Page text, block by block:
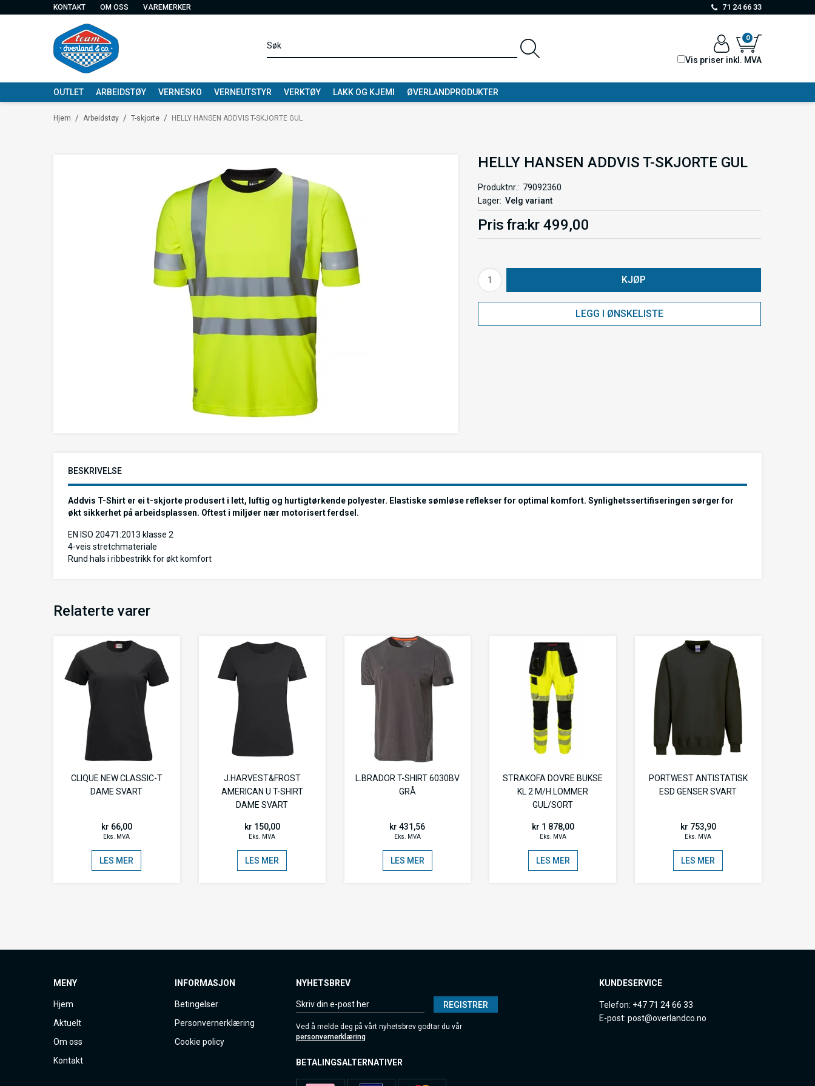
KONTAKT OM OSS VAREMERKER 71 24 66 33
0
Vis priser inkl. MVA
OUTLET ARBEIDSTØY VERNESKO VERNEUTSTYR VERKTØY LAKK OG KJEMI ØVERLANDPRODUKTER
/
Hjem /
Arbeidstøy /
T-skjorte HELLY HANSEN ADDVIS T-SKJORTE GUL
HELLY HANSEN ADDVIS T-SKJORTE GUL
Produktnr.
79092360
Lager Velg variant
Pris fra kr 499,00
KJØP
LEGG I ØNSKELISTE
BESKRIVELSE
Addvis T-Shirt er ei t-skjorte produsert i lett, luftig og hurtigtørkende polyester. Elastiske sømløse reflekser for optimal komfort. Synlighetssertifiseringen sørger for
økt sikkerhet på arbeidsplassen. Oftest i miljøer nær motorisert ferdsel.
EN ISO 20471:2013 klasse 2
4-veis stretchmateriale
Rund hals i ribbestrikk for økt komfort
Relaterte varer
CLIQUE NEW CLASSIC-T
DAME SVART
kr 66,00
Eks. MVA
LES MER
J.HARVEST&FROST
AMERICAN U T-SHIRT
DAME SVART
kr 150,00
Eks. MVA
LES MER
L.BRADOR T-SHIRT 6030BV
GRÅ
kr 431,56
Eks. MVA
LES MER
STRAKOFA DOVRE BUKSE
KL 2 M/H.LOMMER
GUL/SORT
kr 1 878,00
Eks. MVA
LES MER
PORTWEST ANTISTATISK
ESD GENSER SVART
kr 753,90
Eks. MVA
LES MER
MENY
Hjem
Aktuelt
Om oss
Kontakt
INFORMASJON
Betingelser
Personvernerklæring
Cookie policy
NYHETSBREV
REGISTRER
Ved å melde deg på vårt nyhetsbrev godtar du vår
personvernerklæring
BETALINGSALTERNATIVER
KUNDESERVICE
Telefon: +47 71 24 66 33
E-post: post@overlandco.no